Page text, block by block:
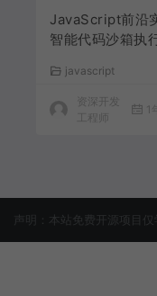
JavaScript前沿
智能代码沙箱执
javascript
资深开发
工程师
1
声明：本站免费开源项目